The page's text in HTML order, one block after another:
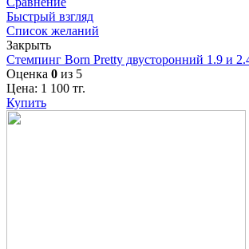
Быстрый взгляд
Список желаний
Закрыть
Стемпинг Born Pretty двусторонний 1.9 и
Оценка 0 из 5
Цена: 1 100 тг.
Купить